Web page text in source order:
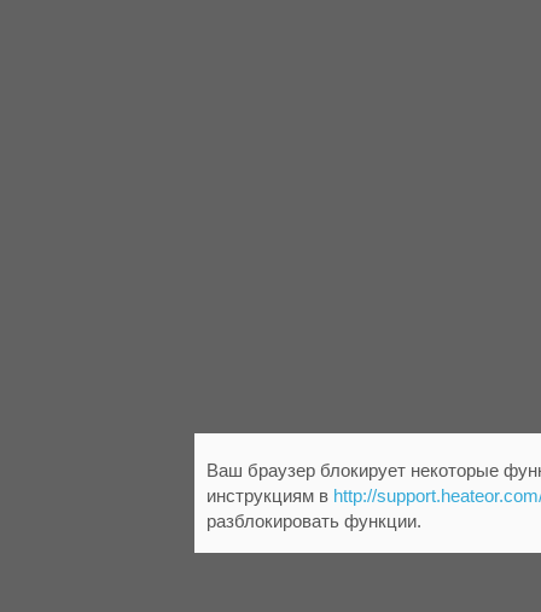
Ваш браузер блокирует некоторые
инструкциям в http://
разблокировать функции.